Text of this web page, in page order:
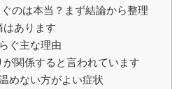
のは本当？まず結論から整理
はあります
ぐ主な理由
関係すると言われています
めない方がよい症状